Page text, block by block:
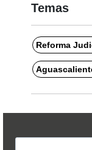
Temas
Reforma